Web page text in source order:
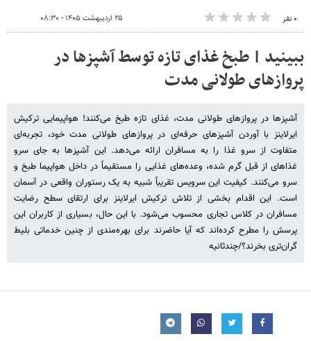
۰ نفر ۲۵ اردیبهشت ۱۴۰۵ - ۰۸:۳۰
ببینید | طبخ غذای تازه توسط آشپزها در
پروازهای طولانی مدت
آشپزها در پروازهای طولانی مدت، غذای تازه طبخ می‌کنند! هواپیمایی ترکیش
ایرلاینز با آوردن آشپزهای حرفه‌ای در پروازهای طولانی مدت خود، تجربه‌ای
متفاوت از سرو غذا را به مسافران ارائه می‌دهد. این آشپزها به جای سرو
غذاهای از قبل گرم شده، وعده‌های غذایی را مستقیماً در داخل هواپیما طبخ و
سرو می‌کنند. کیفیت این سرویس تقریباً شبیه به یک رستوران واقعی در آسمان
است. این اقدام بخشی از تلاش ترکیش ایرلاینز برای ارتقای سطح رضایت
مسافران در کلاس تجاری محسوب می‌شود. با این حال، بسیاری از کاربران این
پرسش را مطرح کرده‌اند که آیا حاضرند برای بهره‌مندی از چنین خدماتی بلیط
گران‌تری بخرند؟/چندثانیه